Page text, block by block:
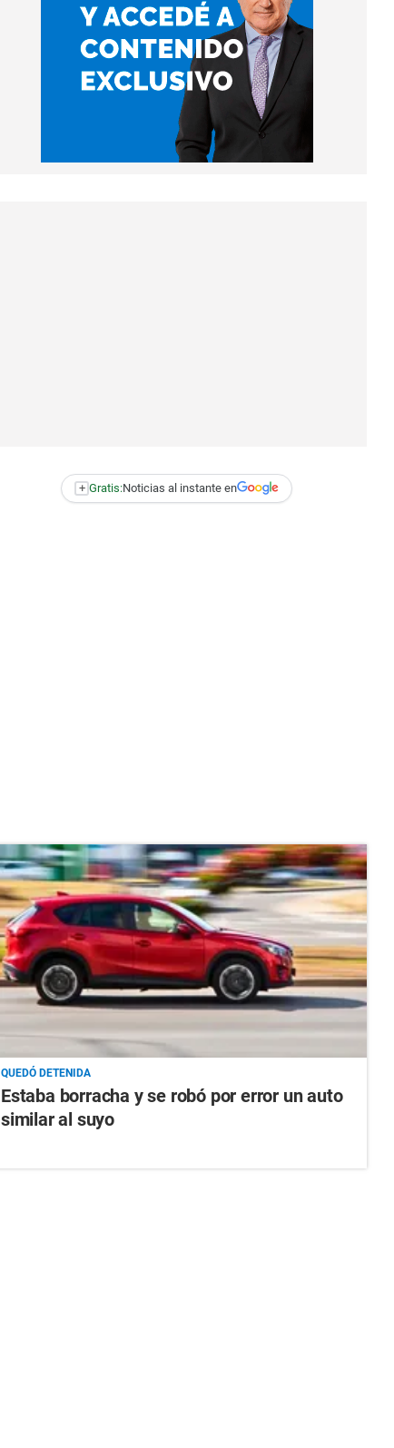
+ Gratis:Noticias al instante en
QUEDÓ DETENIDA
Estaba borracha y se robó por error un auto
similar al suyo